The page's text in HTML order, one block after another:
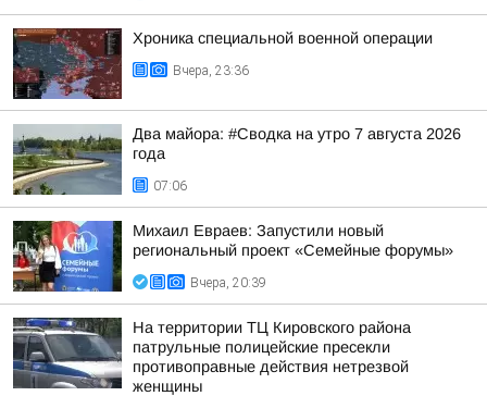
Хроника специальной военной операции
Вчера, 23:36
Два майора: #Сводка на утро 7 августа 2026
года
07:06
Михаил Евраев: Запустили новый
региональный проект «Семейные форумы»
Вчера, 20:39
На территории ТЦ Кировского района
патрульные полицейские пресекли
противоправные действия нетрезвой
женщины